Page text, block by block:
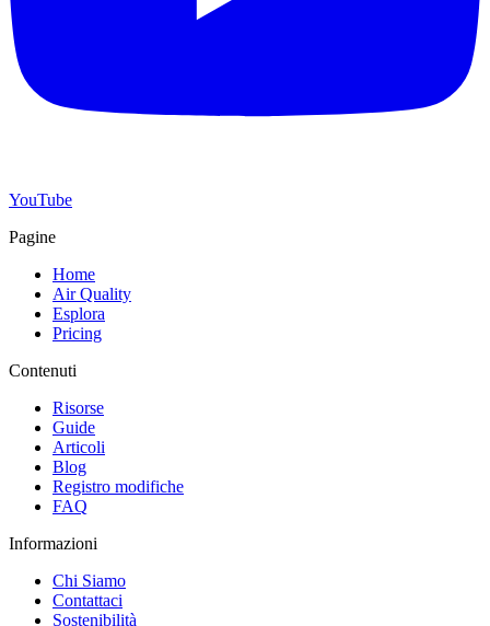
YouTube
Pagine
Home
Air Quality
Esplora
Pricing
Contenuti
Risorse
Guide
Articoli
Blog
Registro modifiche
FAQ
Informazioni
Chi Siamo
Contattaci
Sostenibilità